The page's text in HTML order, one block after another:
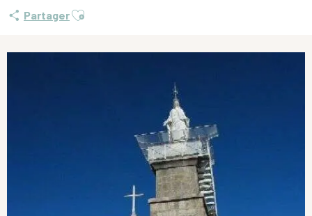
PartagerAjouter aux favoris